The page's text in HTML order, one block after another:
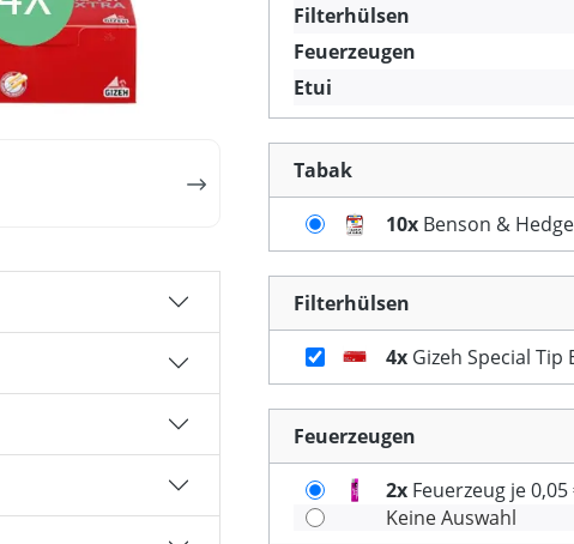
Filterhülsen
Feuerzeugen
Etui
Tabak
10x Benson &
Filterhülsen
4x Gizeh Special Tip
Feuerzeugen
2x Feuerzeug je 0,05
Keine Auswahl